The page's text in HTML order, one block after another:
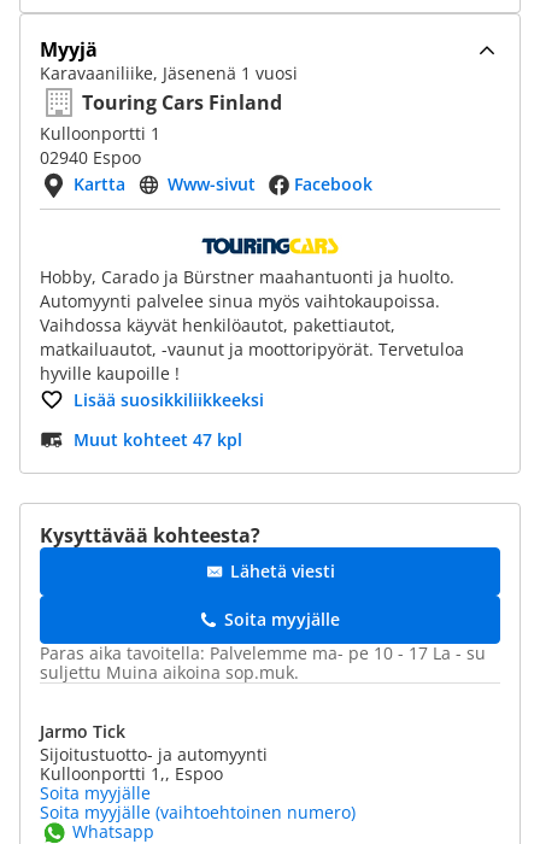
Myyjä
Karavaaniliike, Jäsenenä 1 vuosi
Touring Cars Finland
Kulloonportti 1
02940 Espoo
Kartta
Www-sivut Facebook
Hobby, Carado ja Bürstner maahantuonti ja huolto.
Automyynti palvelee sinua myös vaihtokaupoissa.
Vaihdossa käyvät henkilöautot, pakettiautot,
matkailuautot, -vaunut ja moottoripyörät. Tervetuloa
hyville kaupoille !
Lisää suosikkiliikkeeksi
Muut kohteet 47 kpl
Kysyttävää kohteesta?
Lähetä viesti
Soita myyjälle
Paras aika tavoitella: Palvelemme ma- pe 10 - 17 La - su
suljettu Muina aikoina sop.muk.
Jarmo Tick
Sijoitustuotto- ja automyynti
Kulloonportti 1,, Espoo
Soita myyjälle
Soita myyjälle (vaihtoehtoinen numero)
Whatsapp